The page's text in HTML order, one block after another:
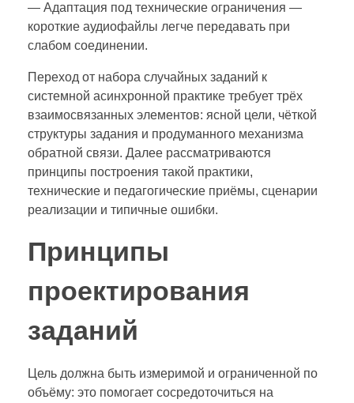
— Адаптация под техничеcкие ограничения —
короткие аудиофайлы легче передавать при
слабом соединении.
Переход от набора случайных заданий к
системной асинхронной практике требует трёх
взаимосвязанных элементов: ясной цели, чёткой
структуры задания и продуманного механизма
обратной связи. Далее рассматриваются
принципы построения такой практики,
технические и педагогические приёмы, сценарии
реализации и типичные ошибки.
Принципы
проектирования
заданий
Цель должна быть измеримой и ограниченной по
объёму: это помогает сосредоточиться на